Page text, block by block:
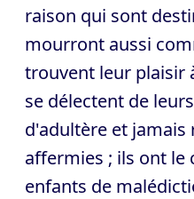
raison qui sont
mourront aussi
trouvent leur plaisir
se délectent de
d'adultère et jamais
affermies ; ils ont le
enfants de